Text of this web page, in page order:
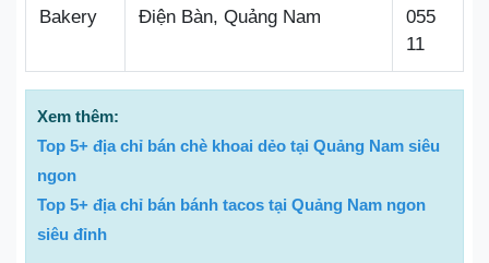
Bakery Điện Bàn, Quảng Nam
055
11
Xem thêm:
Top 5+ địa chỉ bán chè khoai dẻo tại Quảng Nam siêu
ngon
Top 5+ địa chỉ bán bánh tacos tại Quảng Nam ngon
siêu đỉnh